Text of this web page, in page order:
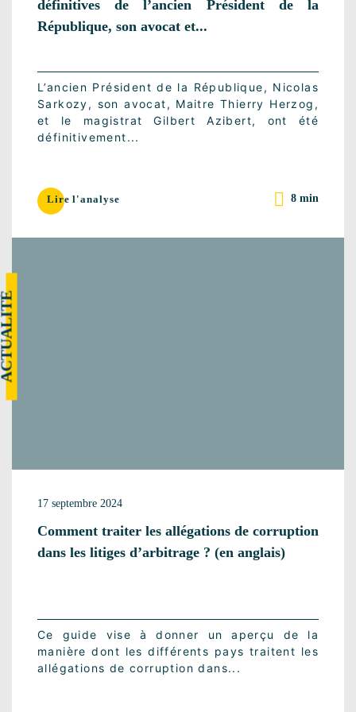
définitives de l’ancien Président de la
République, son avocat et...
L’ancien Président de la République, Nicolas
Sarkozy, son avocat, Maitre Thierry Herzog,
et le magistrat Gilbert Azibert, ont été
définitivement...
Lire l'analyse 8 min
17 septembre 2024
Comment traiter les allégations de corruption
dans les litiges d’arbitrage ? (en anglais)
Ce guide vise à donner un aperçu de la
manière dont les différents pays traitent les
allégations de corruption dans...